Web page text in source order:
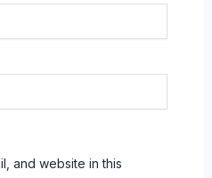
and website in this